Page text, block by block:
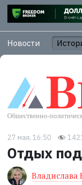
Новости
27 мая, 16:50
Отдых